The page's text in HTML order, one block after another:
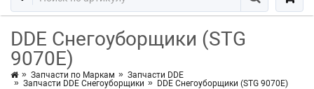
DDE Снегоуборщики (STG
9070E)
Запчасти по Маркам
Запчасти DDE
Запчасти DDE Снегоуборщики
DDE Снегоуборщики (STG 9070E)